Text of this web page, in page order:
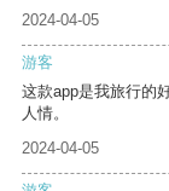
2024-04-05
游客
这款app是我旅行的
人情。
2024-04-05